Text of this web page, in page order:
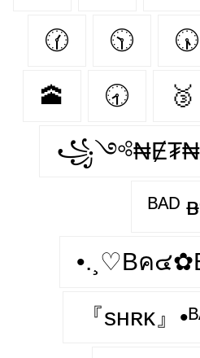
🕜 🕥 🕠
🕋 🕣 🥉
ᴮᴬᴰ
『sʜʀᴋ』